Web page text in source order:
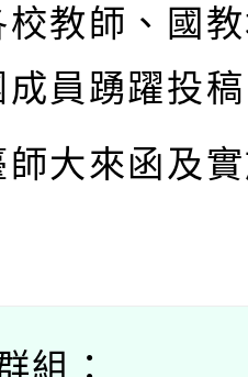
校教師、國
員踴躍投
師大來函及
組：